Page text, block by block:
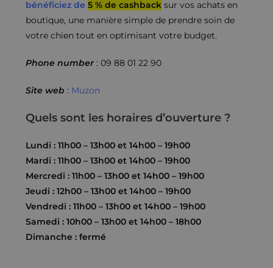
bénéficiez de5 % de cashback sur vos achats en
boutique, une manière simple de prendre soin de
votre chien tout en optimisant votre budget.
Phone number : 09 88 01 22 90
Site web : Muzon
Quels sont les horaires d’ouverture ?
Lundi : 11h00 – 13h00 et 14h00 – 19h00
Mardi : 11h00 – 13h00 et 14h00 – 19h00
Mercredi : 11h00 – 13h00 et 14h00 – 19h00
Jeudi : 12h00 – 13h00 et 14h00 – 19h00
Vendredi : 11h00 – 13h00 et 14h00 – 19h00
Samedi : 10h00 – 13h00 et 14h00 – 18h00
Dimanche : fermé